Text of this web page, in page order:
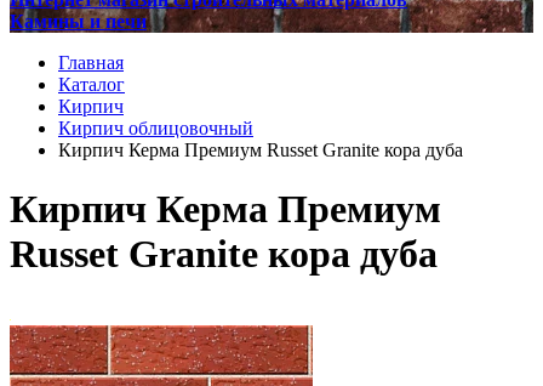
Камины и печи
Главная
Каталог
Кирпич
Кирпич облицовочный
Кирпич Керма Премиум Russet Granite кора дуба
Кирпич Керма Премиум
Russet Granite кора дуба